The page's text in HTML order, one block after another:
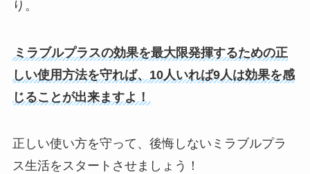
り。
ミラブルプラスの効果を最大限発揮するための正
しい使用方法を守れば、10人いれば9人は効果を感
じることが出来ますよ！
正しい使い方を守って、後悔しないミラブルプラ
ス生活をスタートさせましょう！